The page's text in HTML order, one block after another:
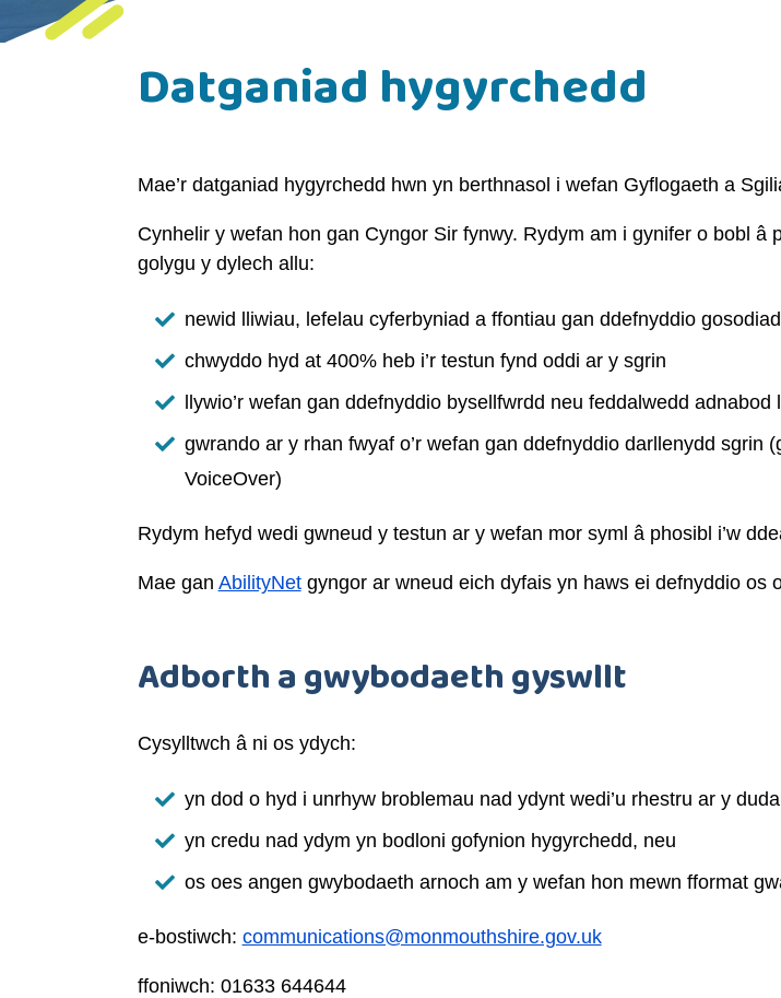
Datganiad hygyrchedd
Mae’r datganiad hygyrchedd hwn yn berthnasol i wefan Gyflogaeth a
Cynhelir y wefan hon gan Cyngor Sir fynwy. Rydym am i gynifer o bobl â
golygu y dylech allu:
newid lliwiau, lefelau cyferbyniad a ffontiau gan ddefnyddio
chwyddo hyd at 400% heb i’r testun fynd oddi ar y sgrin
llywio’r wefan gan ddefnyddio bysellfwrdd neu feddalwedd adnabod
gwrando ar y rhan fwyaf o’r wefan gan ddefnyddio darllenydd
VoiceOver)
Rydym hefyd wedi gwneud y testun ar y wefan mor syml â phosibl i’w
Mae gan AbilityNetgyngor ar wneud eich dyfais yn haws ei defnyddio os
Adborth a gwybodaeth gyswllt
Cysylltwch â ni os ydych:
yn dod o hyd i unrhyw broblemau nad ydynt wedi’u rhestru ar y
yn credu nad ydym yn bodloni gofynion hygyrchedd, neu
os oes angen gwybodaeth arnoch am y wefan hon mewn fformat
e-bostiwch: communications@monmouthshire.gov.uk
ffoniwch: 01633 644644